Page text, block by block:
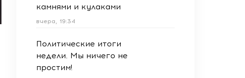
камнями и кулаками
вчера, 19:34
Политические итоги
недели. Мы ничего не
простим!